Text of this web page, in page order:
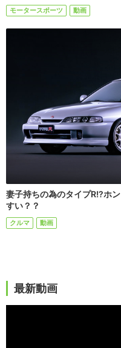
モータースポーツ 動画
妻子持ちの為のタイプR!?ホ
すい？？
クルマ 動画
最新動画